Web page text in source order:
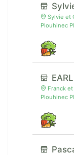
Sylvie et
Plouhinec
Franck
Plouhinec